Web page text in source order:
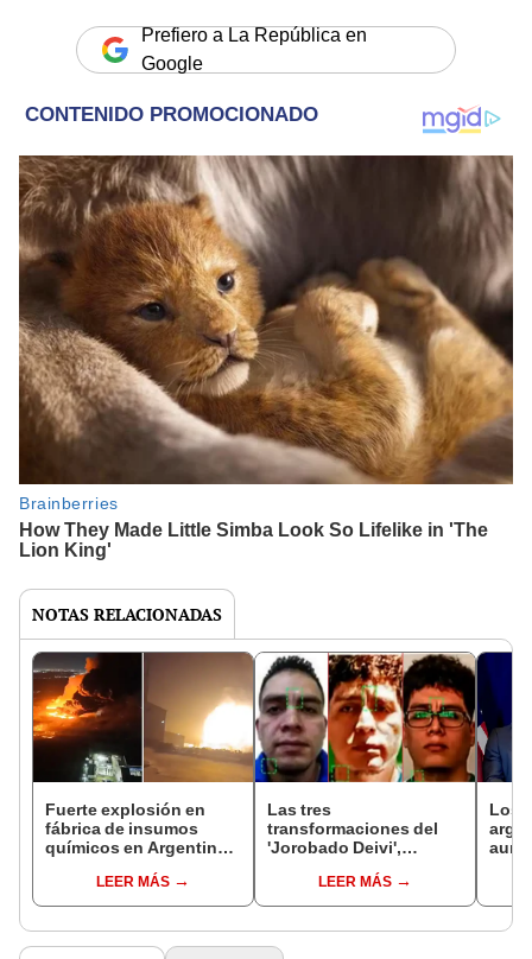
Prefiero a La República en
Google
NOTAS RELACIONADAS
Fuerte explosión en
fábrica de insumos
químicos en Argentina
heridosLEER MÁS
Las tres
transformaciones del
'Jorobado Deivi',
Los Compadres, para
evadir la justicia: cayó
LEER MÁS
Los